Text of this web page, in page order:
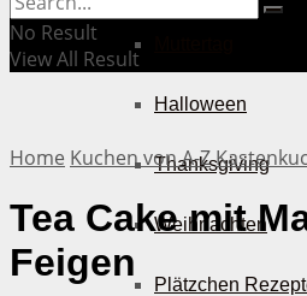
Halloween
Thanksgiving
Weihnachten
Plätzchen
No Result
View All Result
Home Kuchen von A-Z
Tea Cake mit
Feigen